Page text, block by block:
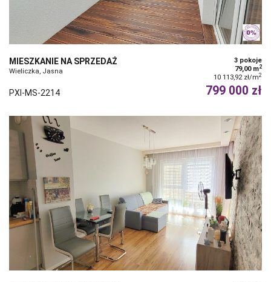
MIESZKANIE NA SPRZEDAŻ
Wieliczka, Jasna
3 pokoje
79,00 m2
10 113,92 zł/m2
PXI-MS-2214 799 000 zł